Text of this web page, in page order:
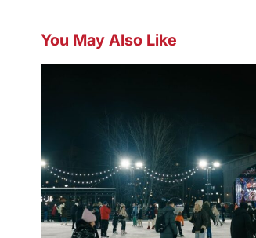
You May Also Like